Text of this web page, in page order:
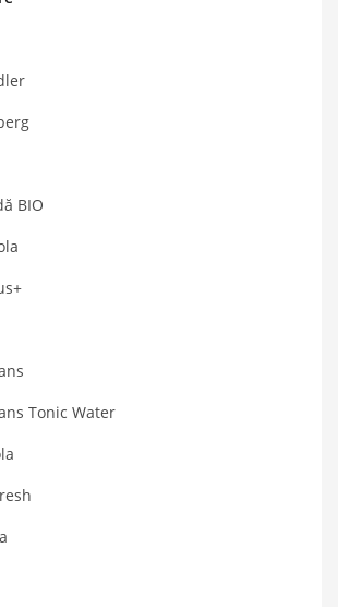
BIO
Tonic Water